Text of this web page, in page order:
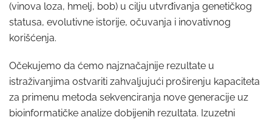
(vinova loza, hmelj, bob) u cilju utvrđivanja genetičkog
statusa, evolutivne istorije, očuvanja i inovativnog
korišćenja.
Očekujemo da ćemo najznačajnije rezultate u
istraživanjima ostvariti zahvaljujući proširenju kapaciteta
za primenu metoda sekvenciranja nove generacije uz
bioinformatičke analize dobijenih rezultata. Izuzetni